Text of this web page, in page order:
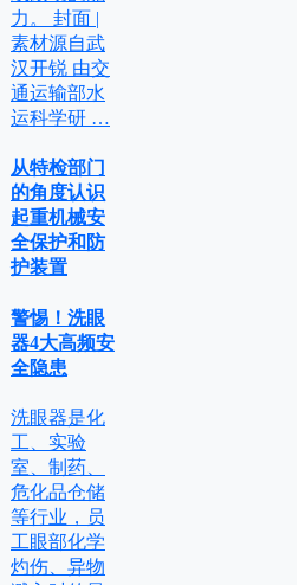
力。 封面 |
素材源自武
汉开锐 由交
通运输部水
运科学研 …
从特检部门
的角度认识
起重机械安
全保护和防
护装置
警惕！洗眼
器4大高频安
全隐患
洗眼器是化
工、实验
室、制药、
危化品仓储
等行业，员
工眼部化学
灼伤、异物